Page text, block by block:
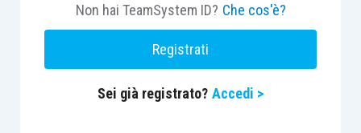
sensi dell’art. 808-ter c.p.c.; in difetto di tale
rinuncia, essa costituisce una figura negoziale
atipica avente natura obbligatoria e non preclude
Non hai TeamSystem ID? Che cos'è?
Registrati
Sei già registrato? Accedi >